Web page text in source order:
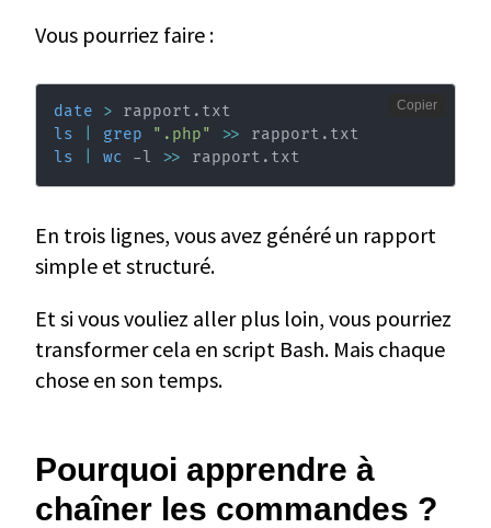
Vous pourriez faire :
date >
ls
grep ".php" >>
ls
wc -l >> rapport.txt
Copier
En trois lignes, vous avez généré un rapport
simple et structuré.
Et si vous vouliez aller plus loin, vous pourriez
transformer cela en script Bash. Mais chaque
chose en son temps.
Pourquoi apprendre à
chaîner les commandes ?